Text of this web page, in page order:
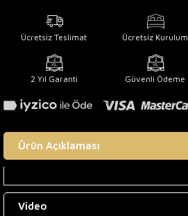
Ücretsiz Teslimat Ücretsiz Kurulum
2 Yıl Garanti Güvenli Ödeme
Ürün Açıklaması
Video